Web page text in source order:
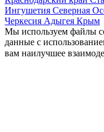
Ингушетия Северная
Черкесия Адыгея Крым
Мы используем файлы
данные с
вам наилучшее